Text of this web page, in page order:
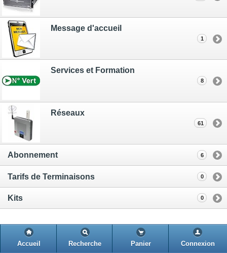
Message d'accueil
1
Services et Formation
8
Réseaux
61
Abonnement 6
Tarifs de Terminaisons 0
Kits 0
Accueil Recherche Panier Connexion